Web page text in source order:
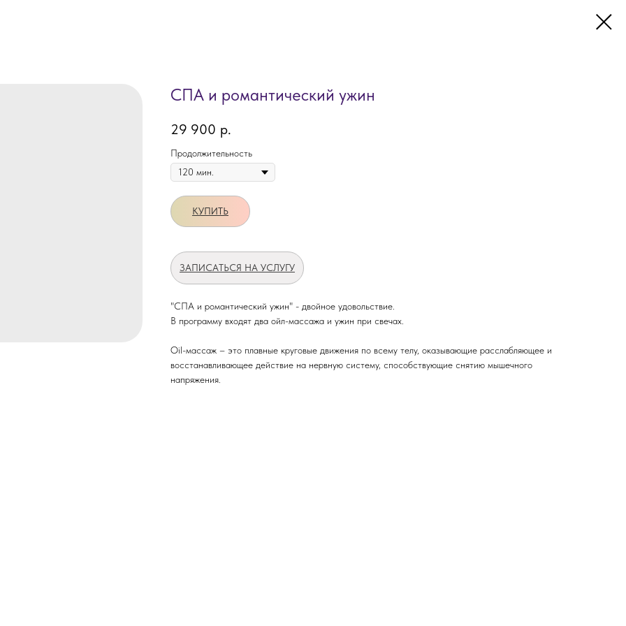
СПА и романтический ужин
29 900 р.
Продолжительность
КУПИТЬ
ЗАПИСАТЬСЯ НА УСЛУГУ
"СПА и романтический ужин" - двойное удовольствие.
В программу входят два ойл-массажа и ужин при свечах.
Oil-массаж – это плавные круговые движения по всему телу, оказывающие расслабляющее и
восстанавливающее действие на нервную систему, способствующие снятию мышечного
напряжения.